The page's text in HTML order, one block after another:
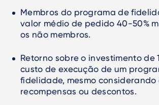
Membros do programa de
valor médio de pedido 40-50%
os não membros.
Retorno sobre o investimento de
custo de execução de um
fidelidade, mesmo considerando
recompensas ou descontos.